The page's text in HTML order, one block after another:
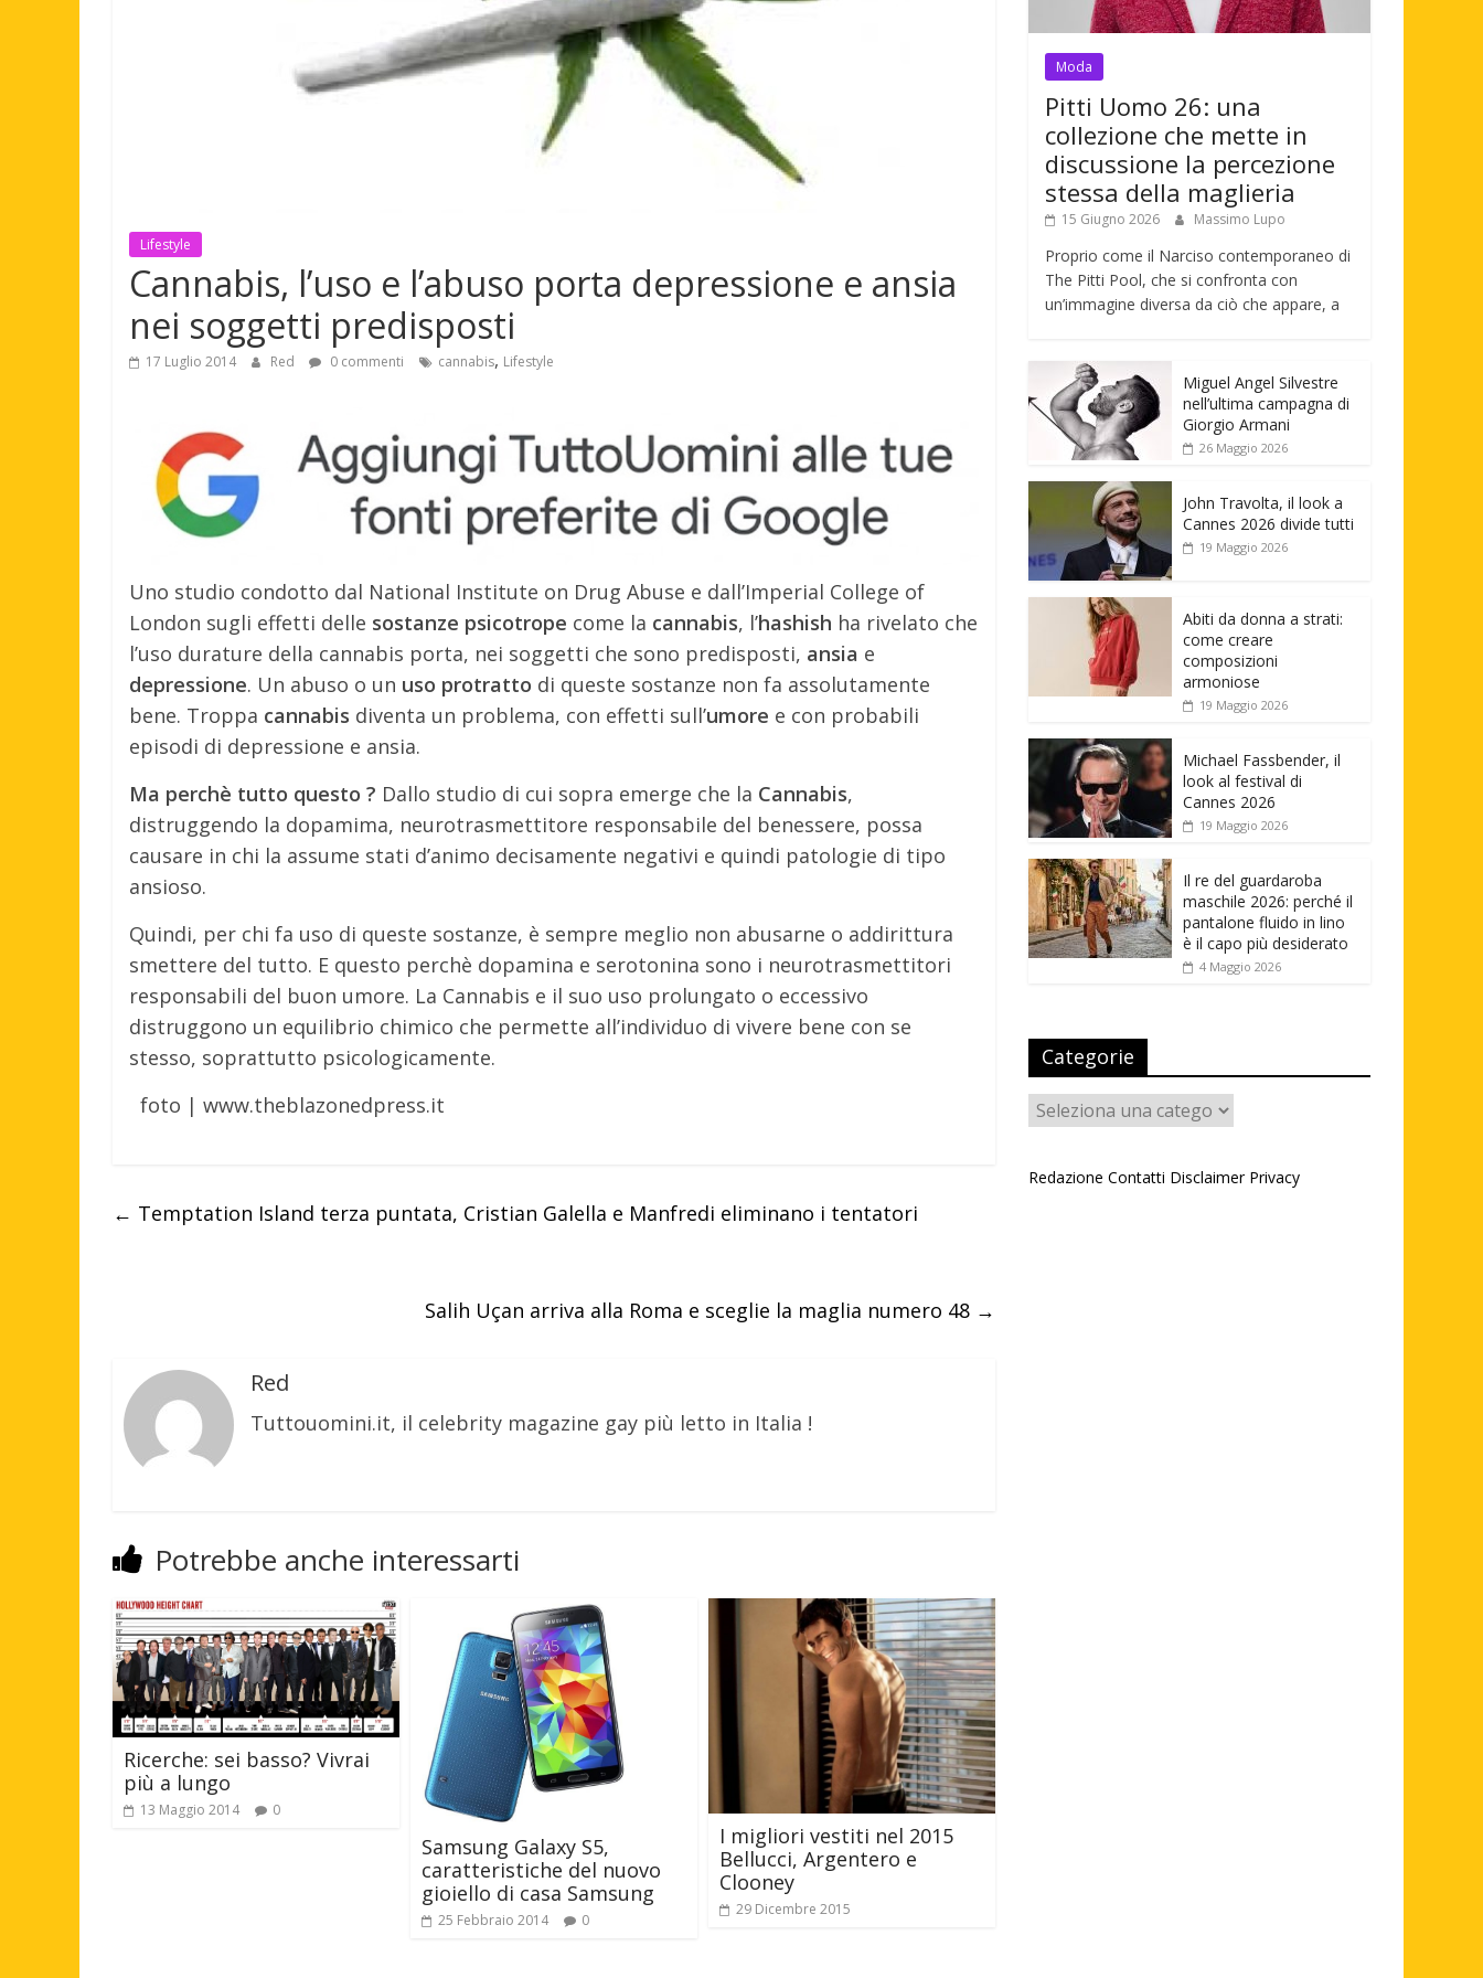
Lifestyle
Cannabis, l’uso e l’abuso porta depressione e ansia
nei soggetti predisposti
17 Luglio 2014 Red 0 commenti cannabis, Lifestyle
Uno studio condotto dal National Institute on Drug Abuse e dall’Imperial College of
London sugli effetti delle sostanze psicotrope come la cannabis, l’hashish ha rivelato che
l’uso durature della cannabis porta, nei soggetti che sono predisposti, ansia e
depressione. Un abuso o un uso protratto di queste sostanze non fa assolutamente
bene. Troppa cannabis diventa un problema, con effetti sull’umore e con probabili
episodi di depressione e ansia.
Ma perchè tutto questo ? Dallo studio di cui sopra emerge che la Cannabis,
distruggendo la dopamima, neurotrasmettitore responsabile del benessere, possa
causare in chi la assume stati d’animo decisamente negativi e quindi patologie di tipo
ansioso.
Quindi, per chi fa uso di queste sostanze, è sempre meglio non abusarne o addirittura
smettere del tutto. E questo perchè dopamina e serotonina sono i neurotrasmettitori
responsabili del buon umore. La Cannabis e il suo uso prolungato o eccessivo
distruggono un equilibrio chimico che permette all’individuo di vivere bene con se
stesso, soprattutto psicologicamente.
foto | www.theblazonedpress.it
← Temptation Island terza puntata, Cristian Galella e Manfredi eliminano i tentatori
Salih Uçan arriva alla Roma e sceglie la maglia numero 48 →
Red
Tuttouomini.it, il celebrity magazine gay più letto in Italia !
Potrebbe anche interessarti
Ricerche: sei basso? Vivrai
più a lungo
13 Maggio 2014 0
Samsung Galaxy S5,
caratteristiche del nuovo
gioiello di casa Samsung
25 Febbraio 2014 0
I migliori vestiti nel 2015
Bellucci, Argentero e
Clooney
29 Dicembre 2015
Moda
Pitti Uomo 26: una
collezione che mette in
discussione la percezione
stessa della maglieria
15 Giugno 2026 Massimo Lupo
Proprio come il Narciso contemporaneo di
The Pitti Pool, che si confronta con
un’immagine diversa da ciò che appare, a
Miguel Angel Silvestre
nell’ultima campagna di
Giorgio Armani
26 Maggio 2026
John Travolta, il look a
Cannes 2026 divide tutti
19 Maggio 2026
Abiti da donna a strati:
come creare
composizioni
armoniose
19 Maggio 2026
Michael Fassbender, il
look al festival di
Cannes 2026
19 Maggio 2026
Il re del guardaroba
maschile 2026: perché il
pantalone fluido in lino
è il capo più desiderato
4 Maggio 2026
Categorie
Categorie
Redazione Contatti Disclaimer Privacy